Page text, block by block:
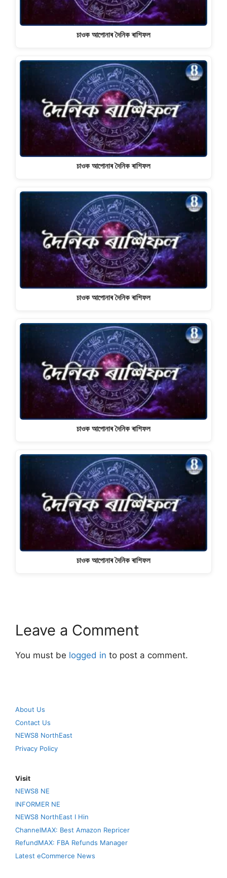
চাওক আপোনাৰ দৈনিক ৰাশিফল
চাওক আপোনাৰ দৈনিক ৰাশিফল
চাওক আপোনাৰ দৈনিক ৰাশিফল
চাওক আপোনাৰ দৈনিক ৰাশিফল
চাওক আপোনাৰ দৈনিক ৰাশিফল
Leave a Comment
You must be logged in to post a comment.
About Us
Contact Us
NEWS8 NorthEast
Privacy Policy
Visit
NEWS8 NE
INFORMER NE
NEWS8 NorthEast I Hin
ChannelMAX: Best Amazon Repricer
RefundMAX: FBA Refunds Manager
Latest eCommerce News